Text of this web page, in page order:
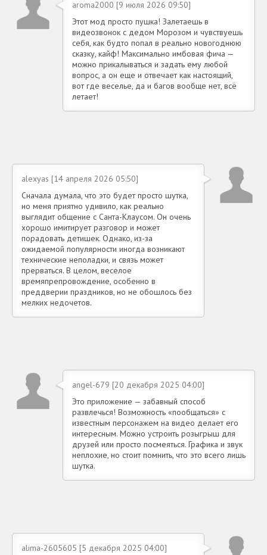
aroma2000 [9 июля 2026 09:50]
Этот мод просто пушка! Залетаешь в
видеозвонок с дедом Морозом и чувствуешь
себя, как будто попал в реально новогоднюю
сказку, кайф! Максимально имбовая фича —
можно прикалываться и задать ему любой
вопрос, а он еще и отвечает как настоящий,
вот где веселье, да и багов вообще нет, всё
летает!
alexyas [14 апреля 2026 05:50]
Сначала думала, что это будет просто шутка,
но меня приятно удивило, как реально
выглядит общение с Санта-Клаусом. Он очень
хорошо имитирует разговор и может
порадовать детишек. Однако, из-за
ожидаемой популярности иногда возникают
технические неполадки, и связь может
прерваться. В целом, веселое
времяпрепровождение, особенно в
преддверии праздников, но не обошлось без
мелких недочетов.
angel-679 [20 декабря 2025 04:00]
Это приложение — забавный способ
развлечься! Возможность «пообщаться» с
известным персонажем на видео делает его
интересным. Можно устроить розыгрыш для
друзей или просто посмеяться. Графика и звук
неплохие, но стоит помнить, что это всего лишь
шутка.
alima-2605605 [5 декабря 2025 04:00]